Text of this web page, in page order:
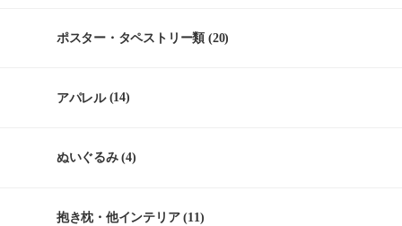
ポスター・タペストリー類 (20)
アパレル(14)
ぬいぐるみ(4)
抱き枕・他インテリア(11)